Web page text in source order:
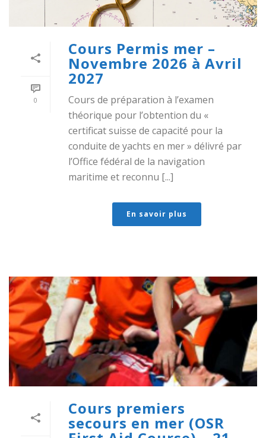
0
Cours Permis mer –
Novembre 2026 à Avril
2027
Cours de préparation à l’examen
théorique pour l’obtention du «
certificat suisse de capacité pour la
conduite de yachts en mer » délivré par
l’Office fédéral de la navigation
maritime et reconnu [...]
En savoir plus
Cours premiers
secours en mer (OSR